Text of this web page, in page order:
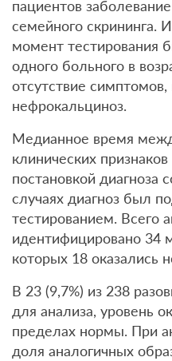
пациентов
семейного скрининга.
момент тестирования
одного больного в
отсутствие
нефрокальциноз.
Медианное время
клинических
постановкой диагноза
случаях диагноз был
тестированием. Всего
идентифицировано 34
которых 18 оказались
В 23 (9,7%) из 238
для анализа, уровень
пределах нормы. При
доля аналогичных